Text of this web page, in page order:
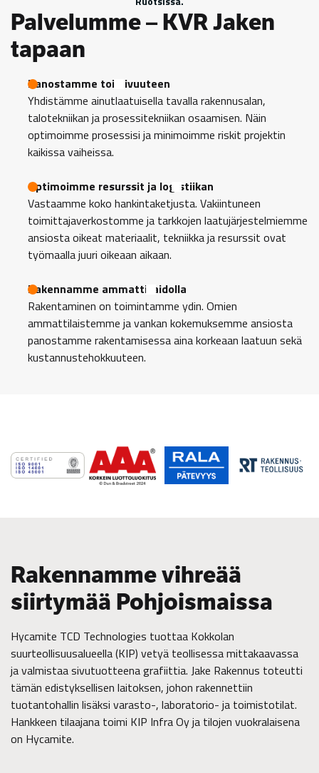
Palvelumme – KVR Jaken
tapaan
Panostamme toimivuuteen
Yhdistämme ainutlaatuisella tavalla rakennusalan,
talotekniikan ja prosessitekniikan osaamisen. Näin
optimoimme prosessisi ja minimoimme riskit projektin
kaikissa vaiheissa.
Optimoimme resurssit ja logistiikan
Vastaamme koko hankintaketjusta. Vakiintuneen
toimittajaverkostomme ja tarkkojen laatujärjestelmiemme
ansiosta oikeat materiaalit, tekniikka ja resurssit ovat
työmaalla juuri oikeaan aikaan.
Rakennamme ammattitaidolla
Rakentaminen on toimintamme ydin. Omien
ammattilaistemme ja vankan kokemuksemme ansiosta
panostamme rakentamisessa aina korkeaan laatuun sekä
kustannustehokkuuteen.
Rakennamme vihreää
siirtymää Pohjoismaissa
Hycamite TCD Technologies tuottaa Kokkolan
suurteollisuusalueella (KIP) vetyä teollisessa mittakaavassa
ja valmistaa sivutuotteena grafiittia. Jake Rakennus toteutti
tämän edistyksellisen laitoksen, johon rakennettiin
tuotantohallin lisäksi varasto-, laboratorio- ja toimistotilat.
Hankkeen tilaajana toimi KIP Infra Oy ja tilojen vuokralaisena
on Hycamite.